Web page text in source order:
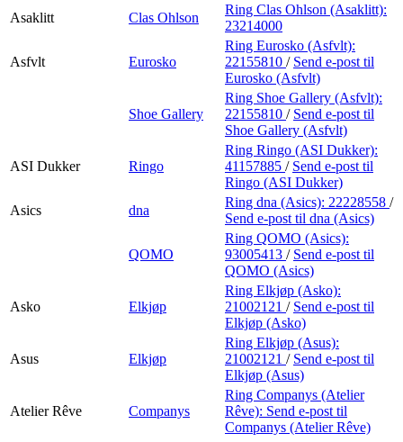
Asaklitt
Clas Ohlson
Ring Clas Ohlson (Asaklitt):
23214000
Asfvlt Eurosko
Ring Eurosko (Asfvlt):
22155810 / Send e-post til
Eurosko (Asfvlt)
Shoe Gallery
Ring Shoe Gallery (Asfvlt):
22155810 / Send e-post til
Shoe Gallery (Asfvlt)
ASI Dukker Ringo
Ring Ringo (ASI Dukker):
41157885 / Send e-post til
Ringo (ASI Dukker)
Asics
dna
Ring dna (Asics): 22228558 /
Send e-post til dna (Asics)
QOMO
Ring QOMO (Asics):
93005413 / Send e-post til
QOMO (Asics)
Asko Elkjøp
Ring Elkjøp (Asko):
21002121 / Send e-post til
Elkjøp (Asko)
Asus Elkjøp
Ring Elkjøp (Asus):
21002121 / Send e-post til
Elkjøp (Asus)
Atelier Rêve Companys
Ring Companys (Atelier
Rêve): Send e-post til
Companys (Atelier Rêve)